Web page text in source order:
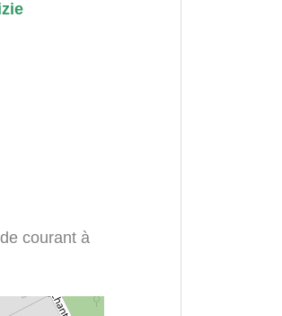
courant à